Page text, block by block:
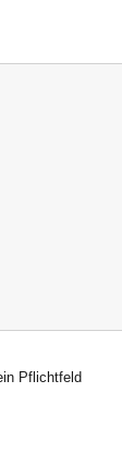
Pflichtfeld